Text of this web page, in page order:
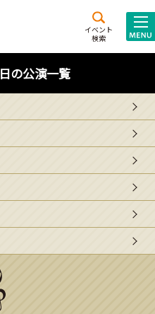
イベント
検索
井
ルの公演一覧